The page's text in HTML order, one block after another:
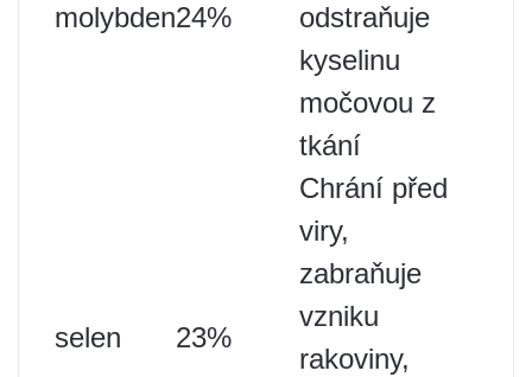
molybden24%
odstraňuje
kyselinu
močovou z
tkání
selen 23%
Chrání před
viry,
zabraňuje
vzniku
rakoviny,